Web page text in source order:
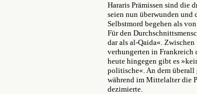
Hararis Prämissen sind die
seien nun überwunden und
Selbstmord begehen als
Für den
dar als al-Qaida«.
verhungerten in
heute hingegen gibt es
politische«. An dem überall
während im Mittelalter die
dezimierte.